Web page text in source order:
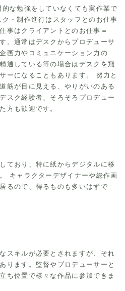
的な勉強をしていなくても実作業で
ク・制作進行はスタッフとのお仕事
事はクライアントとのお仕事＝
。通常はデスクからプロデューサ
画力やコミュニケーション力の
通している等の場合はデスクを飛
ーになることもあります。
努力と
筋が目に見える、やりがいのある
スク経験者、そろそろプロデュー
方も歓迎です。
ており、特に紙からデジタルに移
キャラクターデザイナーや総作画
るので、得るものも多いはずで
スキルが必要とされますが、それ
ります。監督やプロデューサーと
ち位置で様々な作品に参加できま